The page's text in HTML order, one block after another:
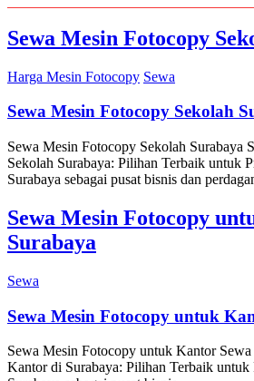
Sewa Mesin Fotocopy
Harga Mesin Fotocopy Sewa
Sewa Mesin Fotocopy Sekolah
Sewa Mesin Fotocopy Sekolah Surabaya
Sekolah Surabaya: Pilihan Terbaik untuk
Surabaya sebagai pusat bisnis dan
Sewa Mesin Fotocopy
Surabaya
Sewa
Sewa Mesin Fotocopy untuk
Sewa Mesin Fotocopy untuk Kantor
Kantor di Surabaya: Pilihan Terbaik